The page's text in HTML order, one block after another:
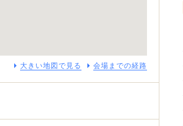
大きい地図で見る 会場までの経路